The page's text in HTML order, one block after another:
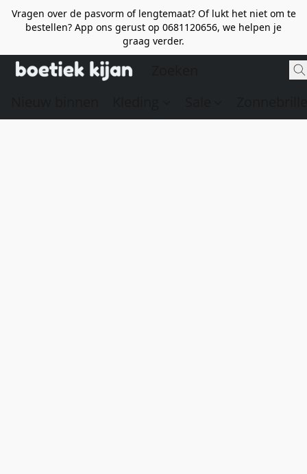
Vragen over de pasvorm of lengtemaat? Of lukt het niet om te
bestellen? App ons gerust op 0681120656, we helpen je
graag verder.